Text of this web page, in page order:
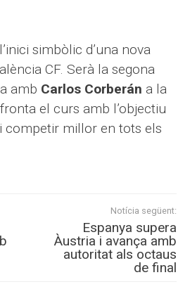
simbòlic d’una nova
CF. Serà la segona
amb Carlos Corberán a la
el curs amb l’objectiu
competir millor en tots els
Notícia següent:
Espanya supera
Àustria i avança amb
autoritat als octaus
de final